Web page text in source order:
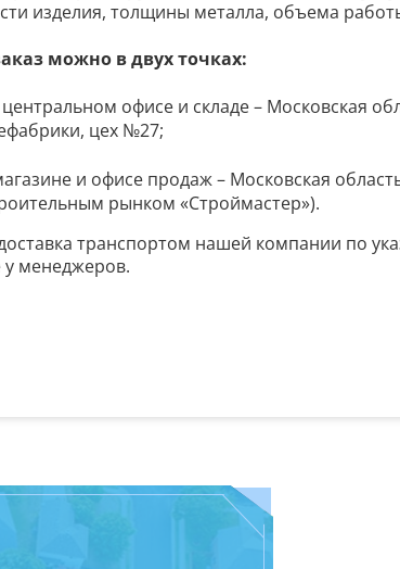
изделия, толщины металла, объема
можно в двух точках:
офисе и складе – Московская
цех №27;
и офисе продаж – Московская
рынком «Строймастер»).
транспортом нашей компании по
у менеджеров.